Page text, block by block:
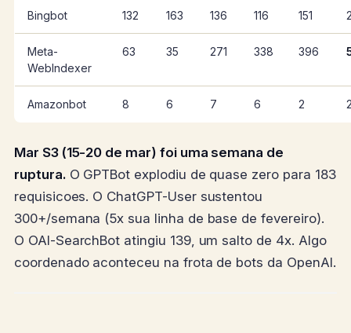
Bingbot 132 163 136 116 151
Meta-
WebIndexer
63 35 271 338 396
Amazonbot 8 6 7 6 2
Mar S3 (15-20 de mar) foi uma semana de
ruptura.O GPTBot explodiu de quase zero para 183
requisicoes. O ChatGPT-User sustentou
300+/semana (5x sua linha de base de fevereiro).
O OAI-SearchBot atingiu 139, um salto de 4x. Algo
coordenado aconteceu na frota de bots da OpenAI.